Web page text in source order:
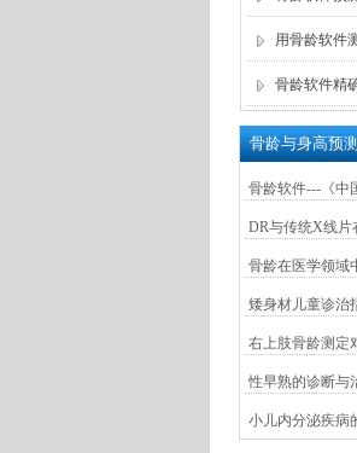
用骨龄软件
骨龄软件精
. 骨龄与身高预
骨龄软件---《中
DR与传统X线片
骨龄在医学领域
矮身材儿童诊治
右上肢骨龄测定
性早熟的诊断与
小儿内分泌疾病